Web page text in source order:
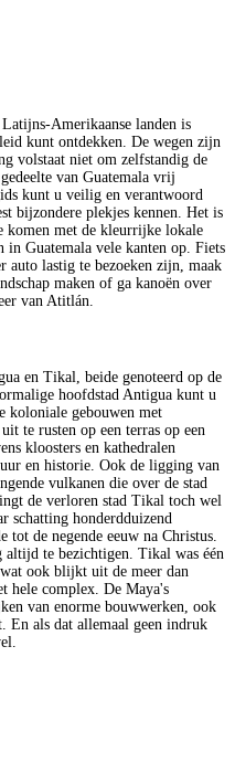
Amerikaanse landen is
kunt ontdekken. De wegen zijn
volstaat niet om zelfstandig de
van Guatemala vrij
kunt u veilig en verantwoord
bijzondere plekjes kennen. Het is
komen met de kleurrijke lokale
Guatemala vele kanten op. Fiets
auto lastig te bezoeken zijn, maak
maken of ga kanoën over
van Atitlán.
en Tikal, beide genoteerd op de
hoofdstad Antigua kunt u
koloniale gebouwen met
te rusten op een terras op een
kloosters en kathedralen
en historie. Ook de ligging van
vulkanen die over de stad
de verloren stad Tikal toch wel
schatting honderdduizend
tot de negende eeuw na Christus.
altijd te bezichtigen. Tikal was één
ook blijkt uit de meer dan
hele complex. De Maya's
van enorme bouwwerken, ook
En als dat allemaal geen indruk